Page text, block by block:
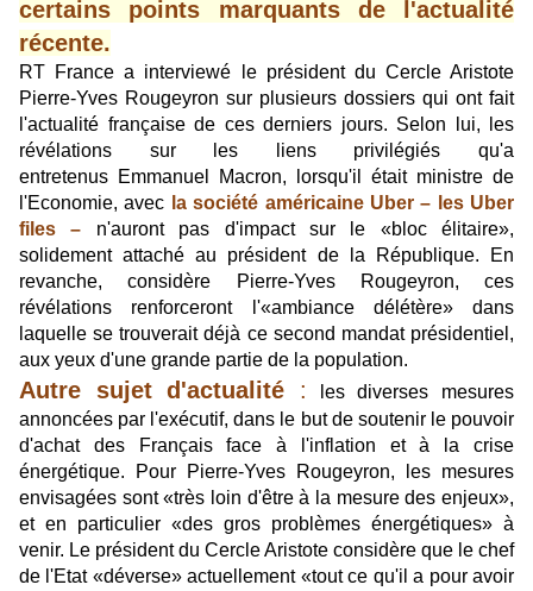
certains points marquants de l'actualité
récente.
RT France a interviewé
le président du Cercle Aristote
Pierre-Yves Rougeyron sur plusieurs dossiers qui ont fait
l'actualité française de ces derniers jours. Selon lui, les
révélations sur les liens privilégiés qu'a
entretenus Emmanuel Macron, lorsqu'il était ministre de
l'Economie, avec la société américaine Uber – les Uber
files – n'auront pas d'impact sur le «bloc élitaire»,
solidement attaché au président de la République. En
revanche, considère Pierre-Yves Rougeyron, ces
révélations renforceront l'«ambiance délétère» dans
laquelle se trouverait déjà ce second mandat présidentiel,
aux yeux d'une grande partie de la population.
Autre sujet d'actualité :
les diverses mesures
annoncées par l'exécutif, dans le but de soutenir le pouvoir
d'achat des Français face à l'inflation et à la crise
énergétique. Pour Pierre-Yves Rougeyron, les mesures
envisagées sont «très loin d'être à la mesure des enjeux»,
et en particulier «des gros problèmes énergétiques» à
venir. Le président du Cercle Aristote considère que le chef
de l'Etat «déverse» actuellement «tout ce qu'il a pour avoir